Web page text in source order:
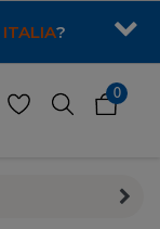
ITALIA?
0